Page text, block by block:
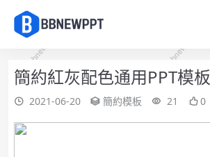
簡約紅灰配色通用PPT模板
2021-06-20 簡約模板 21 0